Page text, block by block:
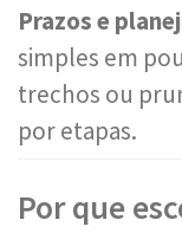
Prazos e
simples em
trechos ou
por etapas.
Por que